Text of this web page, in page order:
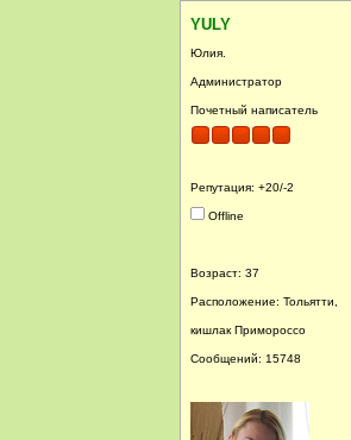
YULY
Юлия.
Администратор
Почетный написатель
Репутация: +20/-2
Offline
Возраст: 37
Расположение: Тольятти,
кишлак Примороссо
Сообщений: 15748